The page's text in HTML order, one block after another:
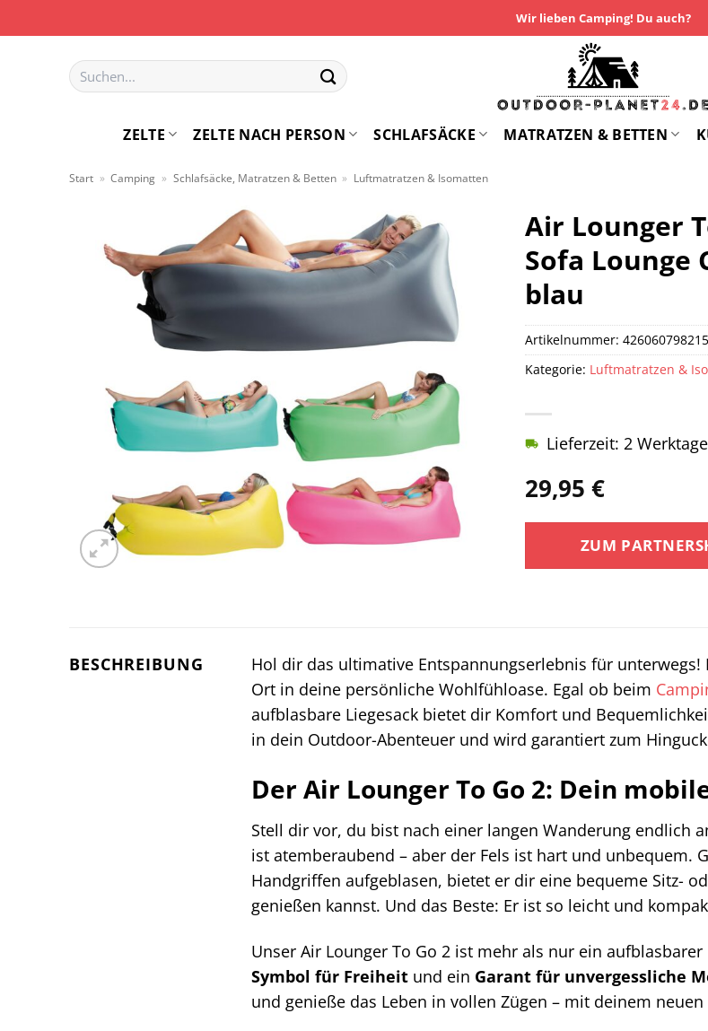
Inhalt
Wir lieben Camping! Du auch?
Suchen
nach:
ZELTE ZELTE NACH PERSON SCHLAFSÄCKE MATRATZEN & BETTEN
Start » Camping » Schlafsäcke, Matratzen & Betten » Luftmatratzen & Isomatten
Air Lounger
Sofa Lounge
blau
29,95€
Lieferzeit: 2 Werktage
ZUM
Artikelnummer:
Kategorie: Luftmatratzen &
BESCHREIBUNG Hol dir das ultimative Entspannungserlebnis für
Ort in deine persönliche Wohlfühloase. Egal ob beim
aufblasbare Liegesack bietet dir Komfort und
in dein Outdoor-Abenteuer und wird garantiert zum
Der Air Lounger To Go 2: Dein
Stell dir vor, du bist nach einer langen Wanderung endlich
ist atemberaubend – aber der Fels ist hart und unbequem.
Handgriffen aufgeblasen, bietet er dir eine bequeme Sitz-
genießen kannst. Und das Beste: Er ist so leicht und
Unser Air Lounger To Go 2 ist mehr als nur ein
Symbol für Freiheit und ein Garant für unvergessliche
und genieße das Leben in vollen Zügen – mit deinem